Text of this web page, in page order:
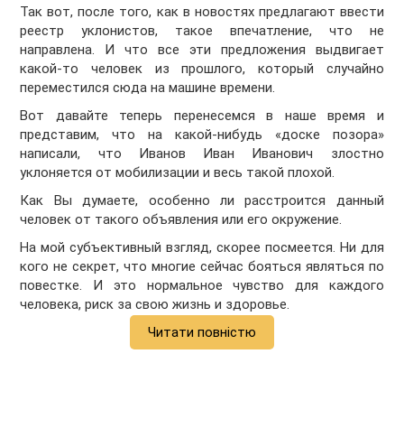
Так вот, после того, как в новостях предлагают ввести
реестр уклонистов, такое впечатление, что не
направлена. И что все эти предложения выдвигает
какой-то человек из прошлого, который случайно
переместился сюда на машине времени.
Вот давайте теперь перенесемся в наше время и
представим, что на какой-нибудь «доске позора»
написали, что Иванов Иван Иванович злостно
уклоняется от мобилизации и весь такой плохой.
Как Вы думаете, особенно ли расстроится данный
человек от такого объявления или его окружение.
На мой субъективный взгляд, скорее посмеется. Ни для
кого не секрет, что многие сейчас бояться являться по
повестке. И это нормальное чувство для каждого
человека, риск за свою жизнь и здоровье.
Читати повністю